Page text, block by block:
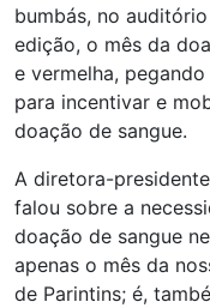
bumbás, no
edição, o mês da
e vermelha,
para incentivar e
doação de sangue.
A diretora-
falou sobre a
doação de sangue
apenas o mês da
de Parintins; é,